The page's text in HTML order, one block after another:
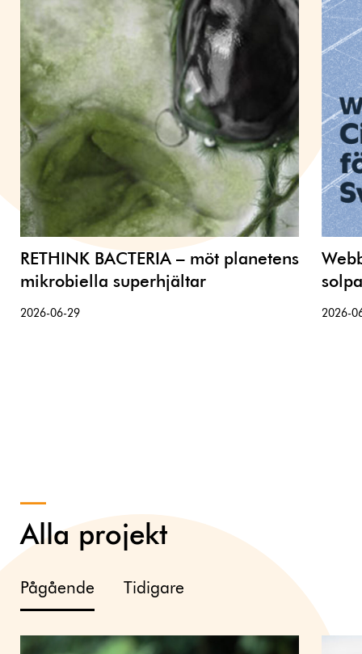
RETHINK BACTERIA – möt planetens
mikrobiella superhjältar
2026-06-29 2026-
Alla projekt
Pågående Tidigare